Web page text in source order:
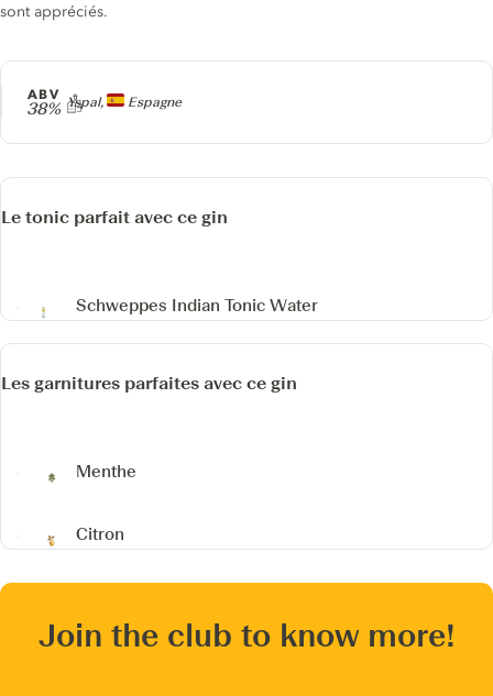
Producteur
Yspal, Espagne
ABV
38%
sont appréciés.
Le tonic parfait avec ce gin
Schweppes Indian Tonic Water
Les garnitures parfaites avec ce gin
Menthe
Citron
Join the club to know more!